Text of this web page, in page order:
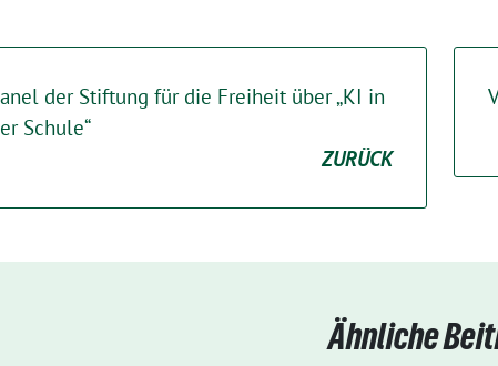
der Stiftung für die Freiheit über „KI in
Schule“
ZURÜCK
Ähnliche